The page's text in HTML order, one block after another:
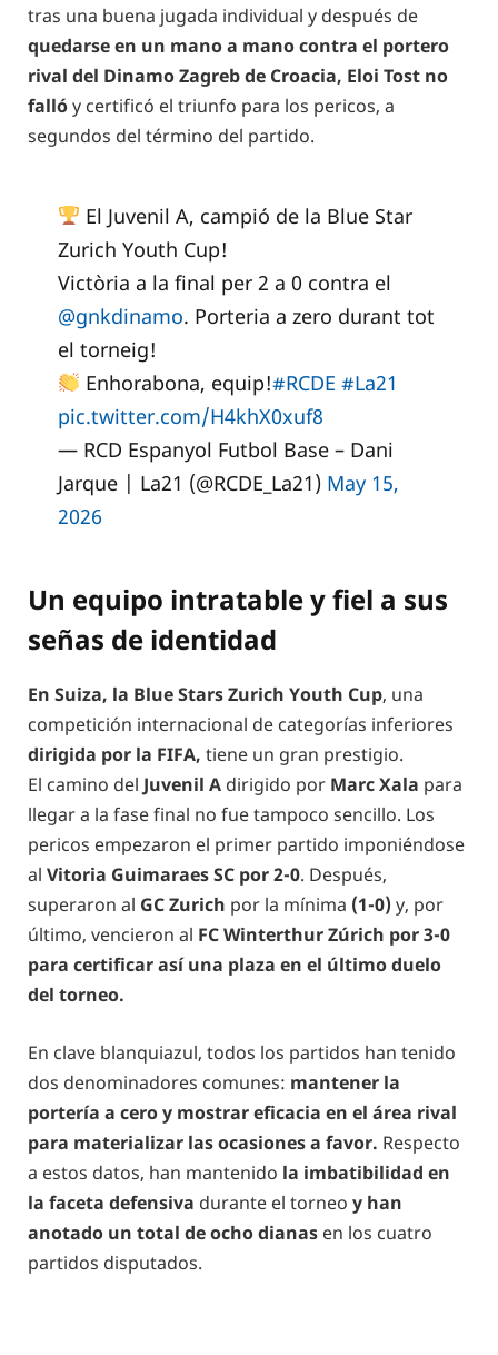
tras una buena jugada individual y después de
quedarse en un mano a mano contra el portero
rival del Dinamo Zagreb de Croacia, Eloi Tost no
fallóy certificó el triunfo para los pericos, a
segundos del término del partido.
El Juvenil A, campió de la Blue Star
Zurich Youth Cup!
Victòria a la final per 2 a 0 contra el
@gnkdinamo. Porteria a zero durant tot
el torneig!
Enhorabona, equip!#RCDE #La21
pic.twitter.com/H4khX0xuf8
— RCD Espanyol Futbol Base – Dani
Jarque | La21 (@RCDE_La21) May 15,
2026
Un equipo intratable y fiel a sus
señas de identidad
En Suiza, la Blue Stars Zurich Youth Cup, una
competición internacional de categorías inferiores
dirigida por la FIFA, tiene un gran prestigio.
El camino del Juvenil A dirigido por Marc Xala para
llegar a la fase final no fue tampoco sencillo. Los
pericos empezaron el primer partido imponiéndose
al Vitoria Guimaraes SC por 2-0. Después,
superaron al GC Zurich por la mínima (1-0) y, por
último, vencieron al FC Winterthur Zúrich por 3-0
para certificar así una plaza en el último duelo
del torneo.
En clave blanquiazul, todos los partidos han tenido
dos denominadores comunes: mantener la
portería a cero y mostrar eficacia en el área rival
para materializar las ocasiones a favor. Respecto
a estos datos, han mantenido la imbatibilidad en
la faceta defensiva durante el torneo y han
anotado un total de ocho dianas en los cuatro
partidos disputados.